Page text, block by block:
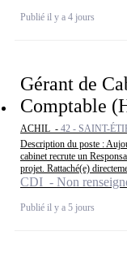
Publié il y a 4 jours
Gérant de
Comptable
ACHIL - 42 - SAINT-
Description du poste :
cabinet recrute un
projet. Rattaché(e)
CDI - Non
Publié il y a 5 jours